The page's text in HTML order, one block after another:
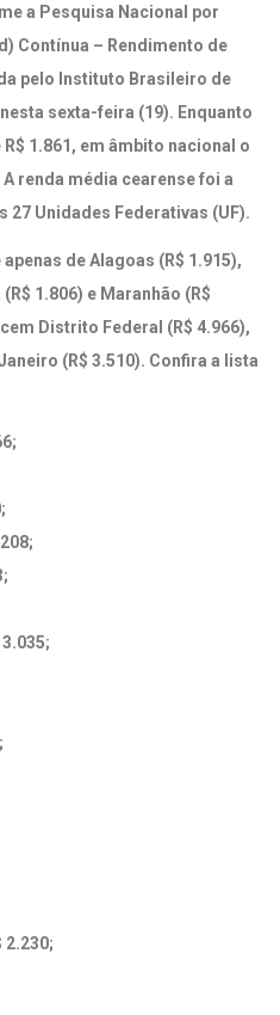
a Pesquisa Nacional por
Contínua – Rendimento de
pelo Instituto Brasileiro de
sexta-feira (19). Enquanto
1.861, em âmbito nacional o
renda média cearense foi a
27 Unidades Federativas (UF).
de Alagoas (R$ 1.915),
1.806) e Maranhão (R$
Distrito Federal (R$ 4.966),
(R$ 3.510). Confira a lista
2.230;